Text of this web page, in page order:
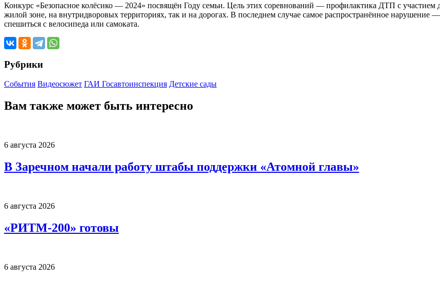
Конкурс «Безопасное колёсико — 2024» посвящён Году семьи. Цель этих соревнований — профилактика ДТП с
жилой зоне, на внутридворовых территориях, так и на дорогах. В последнем случае самое распространённое нарушение
спешиться с велосипеда или самоката.
Рубрики
События Видеосюжет ГАИ Госавтоинспекция Детские сады
Вам также может быть интересно
6 августа 2026
В Заречном начали работу штабы поддержки «Атомной главы»
6 августа 2026
«РИТМ-200» готовы
6 августа 2026